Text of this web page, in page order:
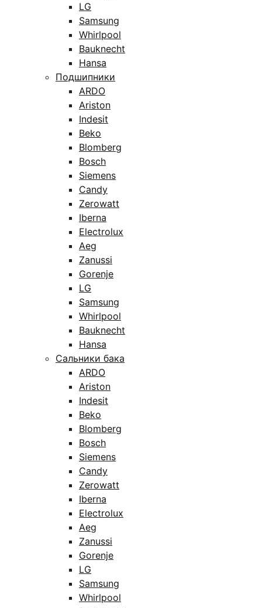
LG
Samsung
Whirlpool
Bauknecht
Hansa
Подшипники
ARDO
Ariston
Indesit
Beko
Blomberg
Bosch
Siemens
Candy
Zerowatt
Iberna
Electrolux
Aeg
Zanussi
Gorenje
LG
Samsung
Whirlpool
Bauknecht
Hansa
Сальники бака
ARDO
Ariston
Indesit
Beko
Blomberg
Bosch
Siemens
Candy
Zerowatt
Iberna
Electrolux
Aeg
Zanussi
Gorenje
LG
Samsung
Whirlpool